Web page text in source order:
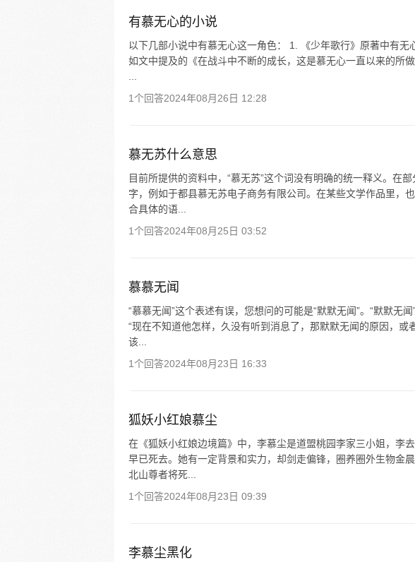
有慕无心的小说
以下几部小说中有慕无心这一角色： 1. 《少年歌行》原著中有
如文中提及的《在战斗中不断的成长，这是慕无心一直以来的所
1个回答2024年08月26日 12:28
慕无苏什么意思
目前所提供的资料中，“慕无苏”这个词没有明确的统一释义。在
字，例如于都县慕无苏电子商务有限公司。在某些文学作品里，
合具体的语...
1个回答2024年08月25日 03:52
慕慕无闻
“慕慕无闻”这个表述有误，您想问的可能是“默默无闻”。“默默无
“现在不知道他怎样，久没有听到消息了，那默默无闻的原因，或
该...
1个回答2024年08月23日 16:33
狐妖小红娘慕尘
在《狐妖小红娘边境篇》中，李慕尘是道盟桃园李家三小姐，李
早已死去。她有一定背景和实力，却剑走偏锋，圈养圈外生物金
北山尊者将死...
1个回答2024年08月23日 09:39
李慕尘黑化